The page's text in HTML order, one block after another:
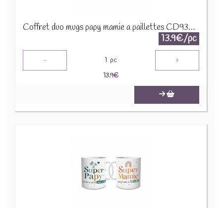
Coffret duo mugs papy mamie a paillettes CD9338B
13.9€/pc
- 1 pc +
13.9€